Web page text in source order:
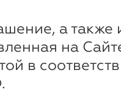
а
на
в